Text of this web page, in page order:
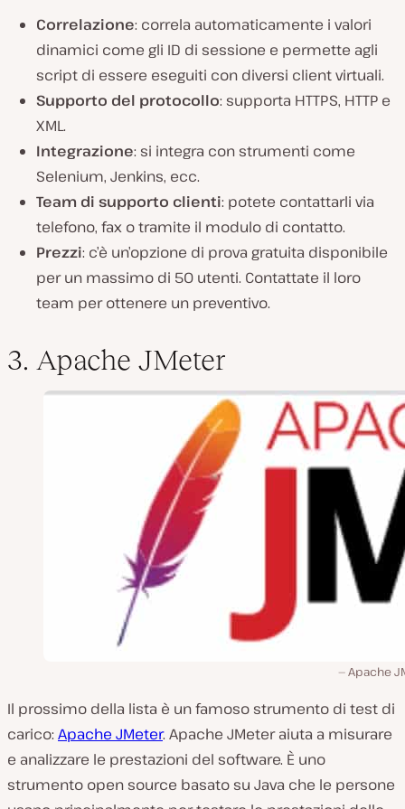
Correlazione: correla automaticamente i valori
dinamici come gli ID di sessione e permette agli
script di essere eseguiti con diversi client virtuali.
Supporto del protocollo: supporta HTTPS, HTTP e
XML.
Integrazione: si integra con strumenti come
Selenium, Jenkins, ecc.
Team di supporto clienti: potete contattarli via
telefono, fax o tramite il modulo di contatto.
Prezzi: c’è un’opzione di prova gratuita disponibile
per un massimo di 50 utenti. Contattate il loro
team per ottenere un preventivo.
3. Apache JMeter
Apache
Il prossimo della lista è un famoso strumento di test di
carico: Apache JMeter. Apache JMeter aiuta a misurare
e analizzare le prestazioni del software. È uno
strumento open source basato su Java che le persone